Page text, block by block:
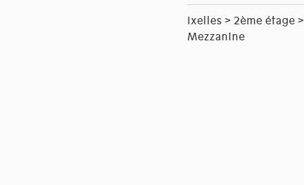
Ixelles > 2ème étage >
Mezzanine